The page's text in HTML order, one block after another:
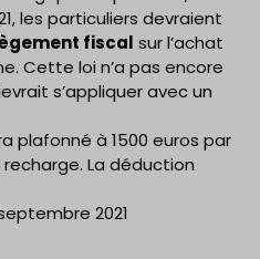
les particuliers devraient
fiscal sur l’achat
Cette loi n’a pas encore
s’appliquer avec un
plafonné à 1500 euros par
La déduction
2021